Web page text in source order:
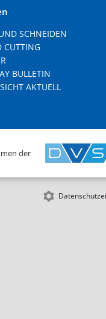
SCHNEIDEN
CUTTING
BULLETIN
AKTUELL
der